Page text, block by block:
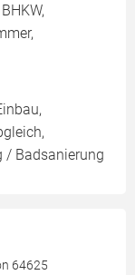
/ Badsanierung
64625